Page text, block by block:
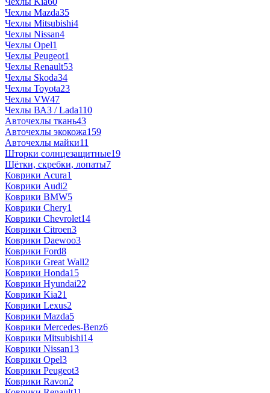
Чехлы Mazda35
Чехлы Mitsubishi4
Чехлы Nissan4
Чехлы Opel1
Чехлы Peugeot1
Чехлы Renault53
Чехлы Skoda34
Чехлы Toyota23
Чехлы VW47
Чехлы ВАЗ / Lada110
Авточехлы ткань43
Авточехлы экокожа159
Авточехлы майки11
Шторки солнцезащитные19
Щётки, скребки, лопаты7
Коврики Acura1
Коврики Audi2
Коврики BMW5
Коврики Chery1
Коврики Chevrolet14
Коврики Citroen3
Коврики Daewoo3
Коврики Ford8
Коврики Great Wall2
Коврики Honda15
Коврики Hyundai22
Коврики Kia21
Коврики Lexus2
Коврики Mazda5
Коврики Mercedes-Benz6
Коврики Mitsubishi14
Коврики Nissan13
Коврики Opel3
Коврики Peugeot3
Коврики Ravon2